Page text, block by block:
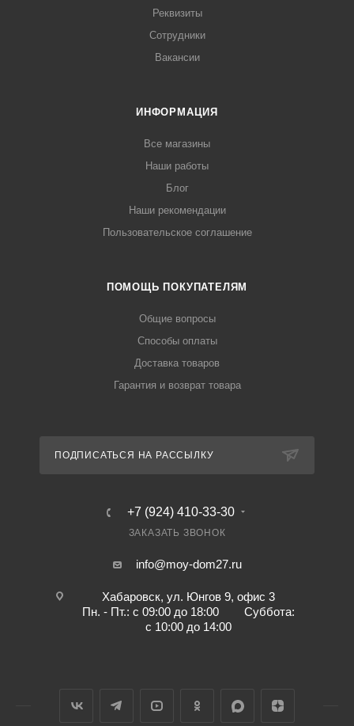
Реквизиты
Сотрудники
Вакансии
ИНФОРМАЦИЯ
Все магазины
Наши работы
Блог
Наши рекомендации
Пользовательское соглашение
ПОМОЩЬ ПОКУПАТЕЛЯМ
Общие вопросы
Способы оплаты
Доставка товаров
Гарантия и возврат товара
ПОДПИСАТЬСЯ НА РАССЫЛКУ
+7 (924) 410-33-30
ЗАКАЗАТЬ ЗВОНОК
info@moy-dom27.ru
Хабаровск, ул. Юнгов 9, офис 3
Пн. - Пт.: с 09:00 до 18:00 Суббота:
с 10:00 до 14:00